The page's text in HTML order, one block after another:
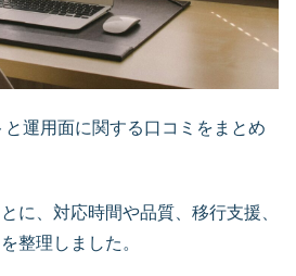
運用面に関する口コミをまとめ
に、対応時間や品質、移行支援、
整理しました。